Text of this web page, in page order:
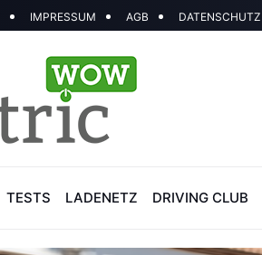
IMPRESSUM AGB DATENSCHUTZ
TESTS LADENETZ DRIVING CLUB